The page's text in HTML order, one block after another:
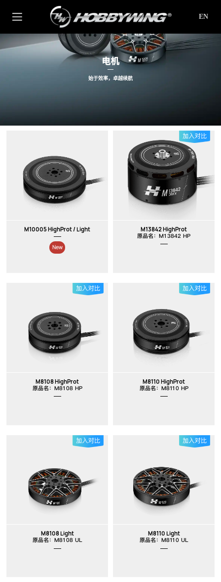
EN
电机
始于效率，卓越续航
M10005 HighProt / Light M13842 HighProt
原品名：M13842 HP
M8108 HighProt
原品名：M8108 HP
M8110 HighProt
原品名：M8110 HP
M8108 Light
原品名：M8108 UL
M8110 Light
原品名：M8110 UL